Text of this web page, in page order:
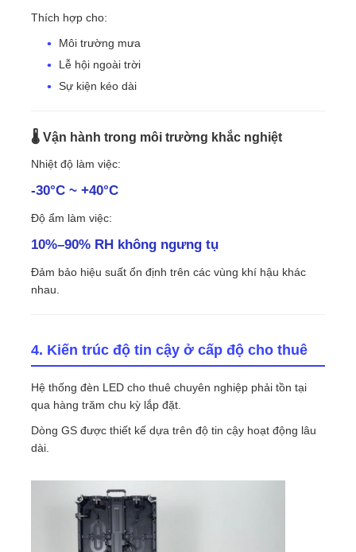
Thích hợp cho:
Môi trường mưa
Lễ hội ngoài trời
Sự kiện kéo dài
🌡 Vận hành trong môi trường khắc nghiệt
Nhiệt độ làm việc:
-30°C ~ +40°C
Độ ẩm làm việc:
10%–90% RH không ngưng tụ
Đảm bảo hiệu suất ổn định trên các vùng khí hậu khác
nhau.
4. Kiến trúc độ tin cậy ở cấp độ cho thuê
Hệ thống đèn LED cho thuê chuyên nghiệp phải tồn tại
qua hàng trăm chu kỳ lắp đặt.
Dòng GS được thiết kế dựa trên độ tin cậy hoạt động lâu
dài.